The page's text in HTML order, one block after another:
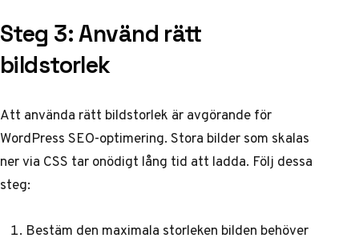
Steg 3: Använd rätt
bildstorlek
Att använda rätt bildstorlek är avgörande för
WordPress SEO-optimering. Stora bilder som skalas
ner via CSS tar onödigt lång tid att ladda. Följ dessa
steg:
Bestäm den maximala storleken bilden behöver